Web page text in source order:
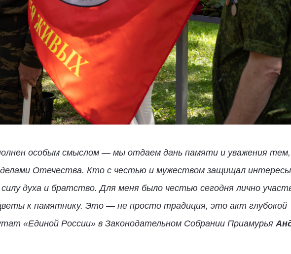
особым смыслом — мы отдаем дань памяти и уважения
Отечества. Кто с честью и мужеством защищал интересы
духа и братство. Для меня было честью сегодня лично
к памятнику. Это — не просто традиция, это акт глубокой
«Единой России» в Законодательном Собрании Приамурья